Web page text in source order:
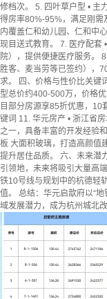
修档次。 5. 四叶草户型 • 主
得房率80%-95%，满足刚需
内覆盖仁和幼儿园、仁和中
现目送式教育。 7. 医疗配套
院），提供便捷医疗服务。
胜客、麦当劳等已签约），
求。 四、价格与性价比关键
型总价约400-500万，价格
目部分房源享85折优惠，10
键词 11. 华元房产 • 浙江省
之一，具备丰富的开发经验
板 大面积玻璃，打造高颜值
提升居住品质。 六、未来潜
引领地，未来将吸引大量高
铁10号线与规划中的杭德轻
值。 总结：华元启歆府以“
域发展潜力，成为杭州城北